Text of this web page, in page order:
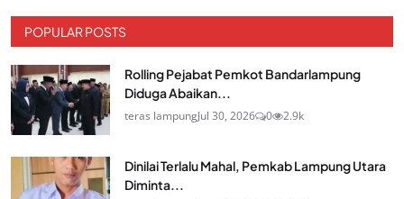
POPULAR POSTS
Rolling Pejabat Pemkot Bandarlampung
Diduga Abaikan...
teras lampungJul 30, 2026 0 2.9k
Dinilai Terlalu Mahal, Pemkab Lampung Utara
Diminta...